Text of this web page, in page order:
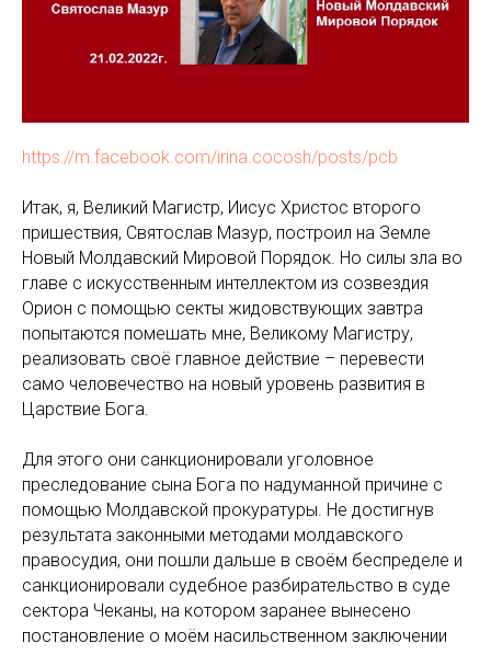
https://m.facebook.com/irina.cocosh/posts/pcb
Итак, я, Великий Магистр, Иисус Христос второго
пришествия, Святослав Мазур, построил на Земле
Новый Молдавский Мировой Порядок. Но силы зла во
главе с искусственным интеллектом из созвездия
Орион с помощью секты жидовствующих завтра
попытаются помешать мне, Великому Магистру,
реализовать своё главное действие – перевести
само человечество на новый уровень развития в
Царствие Бога.
Для этого они санкционировали уголовное
преследование сына Бога по надуманной причине с
помощью Молдавской прокуратуры. Не достигнув
результата законными методами молдавского
правосудия, они пошли дальше в своём беспределе и
санкционировали судебное разбирательство в суде
сектора Чеканы, на котором заранее вынесено
постановление о моём насильственном заключении